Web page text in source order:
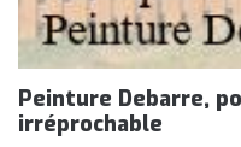
Peinture Debarre,
irréprochable